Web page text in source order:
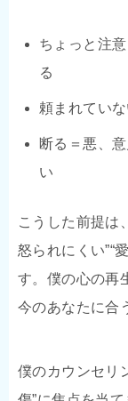
ちょっと注
る
頼まれてい
断る＝悪、
い
こうした前提は
怒られにくい”“
す。僕の心の再
今のあなたに合
僕のカウンセリ